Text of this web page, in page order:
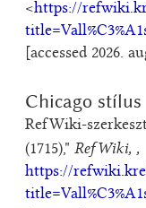
<https://
[accessed 2026.
Chicago stílus
RefWiki-
(1715)," RefWiki, ,
https://